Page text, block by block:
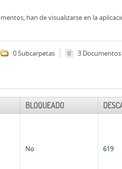
han de visualizarse en la
0 Subcarpetas 3 Documentos
BLOQUEADO
No 619